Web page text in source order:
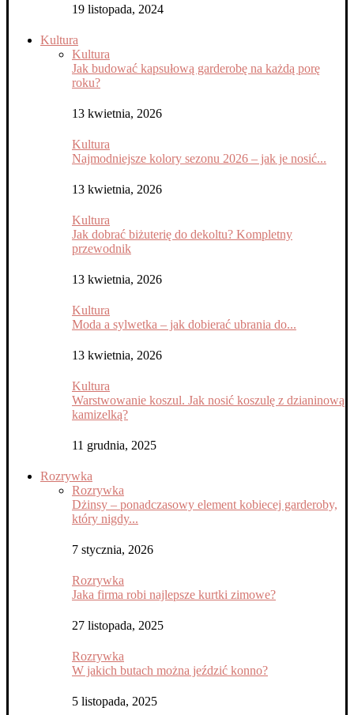
19 listopada, 2024
Kultura
Kultura
Jak budować kapsułową garderobę na każdą porę
roku?
13 kwietnia, 2026
Kultura
Najmodniejsze kolory sezonu 2026 – jak je nosić...
13 kwietnia, 2026
Kultura
Jak dobrać biżuterię do dekoltu? Kompletny
przewodnik
13 kwietnia, 2026
Kultura
Moda a sylwetka – jak dobierać ubrania do...
13 kwietnia, 2026
Kultura
Warstwowanie koszul. Jak nosić koszulę z dzianinową
kamizelką?
11 grudnia, 2025
Rozrywka
Rozrywka
Dżinsy – ponadczasowy element kobiecej garderoby,
który nigdy...
7 stycznia, 2026
Rozrywka
Jaka firma robi najlepsze kurtki zimowe?
27 listopada, 2025
Rozrywka
W jakich butach można jeździć konno?
5 listopada, 2025